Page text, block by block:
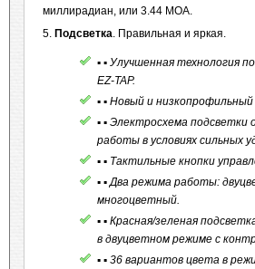
миллирадиан, или 3.44 МОА.
5. Подсветка. Правильная и яркая.
▪ ▪ Улучшенная технология
EZ-TAP.
▪ ▪ Новый и низкопрофильный
▪ ▪ Электросхема подсветки
работы в условиях сильных
▪ ▪ Тактильные кнопки
▪ ▪ Два режима работы:
многоцветный.
▪ ▪ Красная/зеленая
в двуцветном режиме с
▪ ▪ 36 вариантов цвета в